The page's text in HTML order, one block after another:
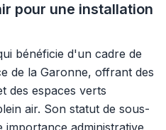
pour une installation
bénéficie d'un cadre de
de la Garonne, offrant des
des espaces verts
air. Son statut de sous-
administrative